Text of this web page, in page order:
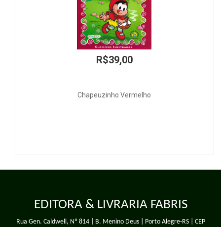
R$65,00
Princípios Jurídicos e Jurisprudência
EDITORA & LIVRARIA FABRIS
Rua Gen. Caldwell, Nº 814 | B. Menino Deus | Porto Alegre-RS | CEP